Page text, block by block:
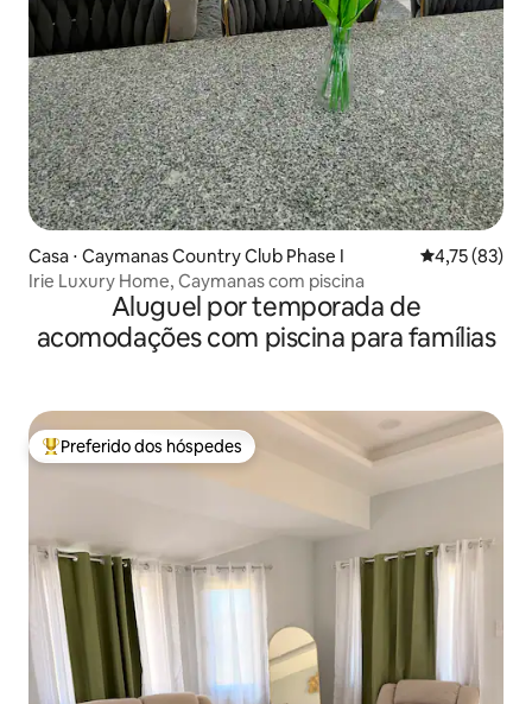
Casa ⋅ Caymanas Country Club Phase I 4,75 de uma
4,75 (83)
Irie Luxury Home, Caymanas com piscina
Aluguel por temporada de
acomodações com piscina para famílias
Entre os melhores preferidos dos hóspedes
Preferido dos hóspedes